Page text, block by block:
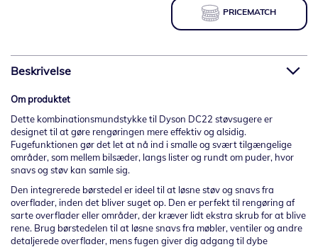
PRICEMATCH
Beskrivelse
Om produktet
Dette kombinationsmundstykke til Dyson DC22 støvsugere er
designet til at gøre rengøringen mere effektiv og alsidig.
Fugefunktionen gør det let at nå ind i smalle og svært tilgængelige
områder, som mellem bilsæder, langs lister og rundt om puder, hvor
snavs og støv kan samle sig.
Den integrerede børstedel er ideel til at løsne støv og snavs fra
overflader, inden det bliver suget op. Den er perfekt til rengøring af
sarte overflader eller områder, der kræver lidt ekstra skrub for at blive
rene. Brug børstedelen til at løsne snavs fra møbler, ventiler og andre
detaljerede overflader, mens fugen giver dig adgang til dybe